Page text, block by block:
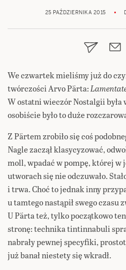
25 PAŹDZIERNIKA 2015
We czwartek mieliśmy już do
twórczości Arvo Pärta:
W ostatni wieczór Nostalgii była
osobiście było to duże
Z Pärtem zrobiło się coś
Nagle zaczął klasycyzować,
moll, wpadać w pompę, której w
utworach się nie odczuwało.
i trwa. Choć to jednak inny
u tamtego nastąpił swego czasu
U Pärta też, tylko początkowo
stronę: technika tintinnabuli
nabrały pewnej specyfiki,
już banał niestety się wkradł.